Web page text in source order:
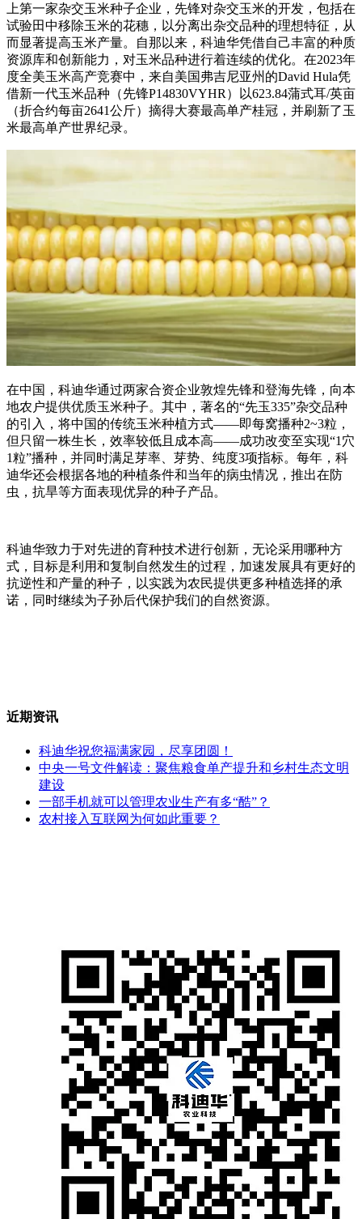
上第一家杂交玉米种子企业，先锋对杂交玉米的开发，包括在
试验田中移除玉米的花穗，以分离出杂交品种的理想特征，从
而显著提高玉米产量。自那以来，科迪华凭借自己丰富的种质
资源库和创新能力，对玉米品种进行着连续的优化。在2023年
度全美玉米高产竞赛中，来自美国弗吉尼亚州的David Hula凭
借新一代玉米品种（先锋P14830VYHR）以623.84蒲式耳/英亩
（折合约每亩2641公斤）摘得大赛最高单产桂冠，并刷新了玉
米最高单产世界纪录。
在中国，科迪华通过两家合资企业敦煌先锋和登海先锋，向本
地农户提供优质玉米种子。其中，著名的“先玉335”杂交品种
的引入，将中国的传统玉米种植方式——即每窝播种2~3粒，
但只留一株生长，效率较低且成本高——成功改变至实现“1穴
1粒”播种，并同时满足芽率、芽势、纯度3项指标。每年，科
迪华还会根据各地的种植条件和当年的病虫情况，推出在防
虫，抗旱等方面表现优异的种子产品。
科迪华致力于对先进的育种技术进行创新，无论采用哪种方
式，目标是利用和复制自然发生的过程，加速发展具有更好的
抗逆性和产量的种子，以实践为农民提供更多种植选择的承
诺，同时继续为子孙后代保护我们的自然资源。
近期资讯
科迪华祝您福满家园，尽享团圆！
中央一号文件解读：聚焦粮食单产提升和乡村生态文明
建设
一部手机就可以管理农业生产有多“酷”？
农村接入互联网为何如此重要？